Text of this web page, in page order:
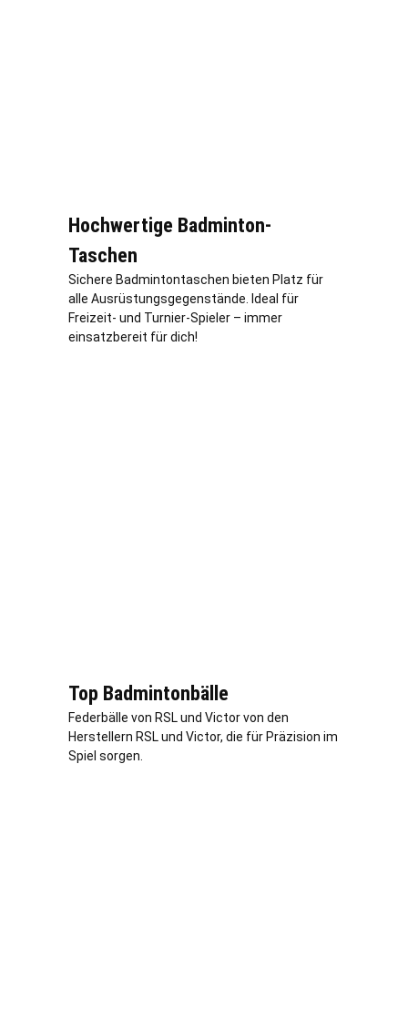
Hochwertige Badminton-
Taschen
Sichere Badmintontaschen bieten Platz für
alle Ausrüstungsgegenstände. Ideal für
Freizeit- und Turnier-Spieler – immer
einsatzbereit für dich!
Top Badmintonbälle
Federbälle von RSL und Victor von den
Herstellern RSL und Victor, die für Präzision im
Spiel sorgen.